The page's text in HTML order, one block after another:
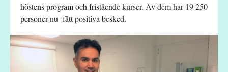
höstens program och fristående kurser. Av dem har 19 250
personer nu fått positiva besked.